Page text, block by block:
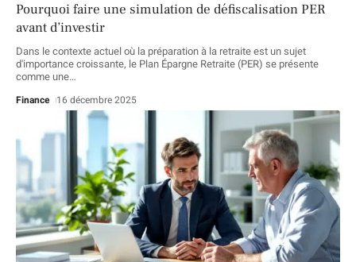
Pourquoi faire une simulation de défiscalisation PER
avant d’investir
Dans le contexte actuel où la préparation à la retraite est un sujet
d'importance croissante, le Plan Épargne Retraite (PER) se présente
comme une…
Finance 16 décembre 2025